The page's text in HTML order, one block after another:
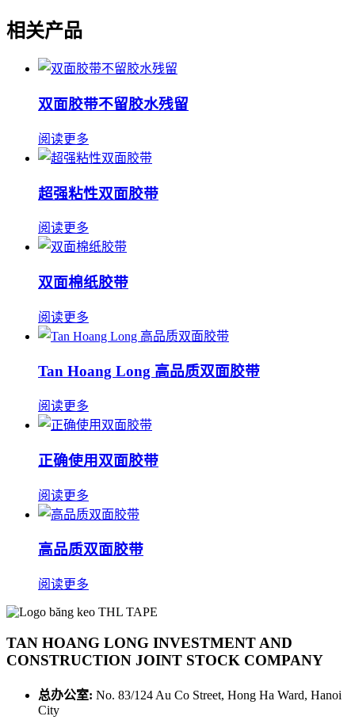
相关产品
双面胶带不留胶水残留
阅读更多
超强粘性双面胶带
阅读更多
双面棉纸胶带
阅读更多
Tan Hoang Long 高品质双面胶带
阅读更多
正确使用双面胶带
阅读更多
高品质双面胶带
阅读更多
TAN HOANG LONG INVESTMENT AND
CONSTRUCTION JOINT STOCK COMPANY
总办公室: No. 83/124 Au Co Street, Hong Ha Ward, Hanoi
City